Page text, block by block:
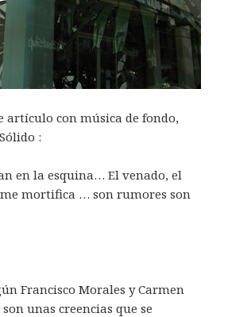
artículo con música de fondo,
:
en la esquina… El venado, el
me mortifica … son rumores son
Francisco Morales y Carmen
unas creencias que se